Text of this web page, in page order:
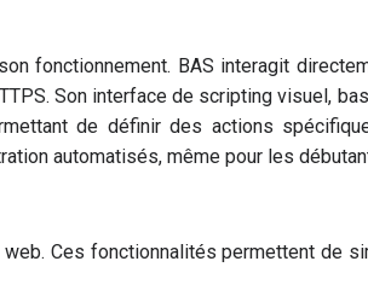
fonctionnement. BAS interagit
Son interface de scripting visuel,
de définir des actions
automatisés, même pour les
Ces fonctionnalités permettent de